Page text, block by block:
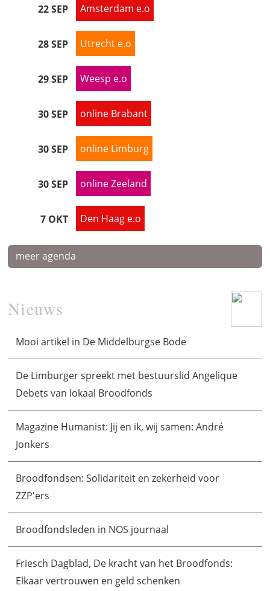
22 SEP Amsterdam e.o
28 SEP Utrecht e.o
29 SEP Weesp e.o
30 SEP online Brabant
30 SEP online Limburg
30 SEP online Zeeland
7 OKT Den Haag e.o
meer agenda
Nieuws
Mooi artikel in De Middelburgse Bode
De Limburger spreekt met bestuurslid Angelique
Debets van lokaal Broodfonds
Magazine Humanist: Jij en ik, wij samen: André
Jonkers
Broodfondsen: Solidariteit en zekerheid voor
ZZP'ers
Broodfondsleden in NOS journaal
Friesch Dagblad, De kracht van het Broodfonds:
Elkaar vertrouwen en geld schenken